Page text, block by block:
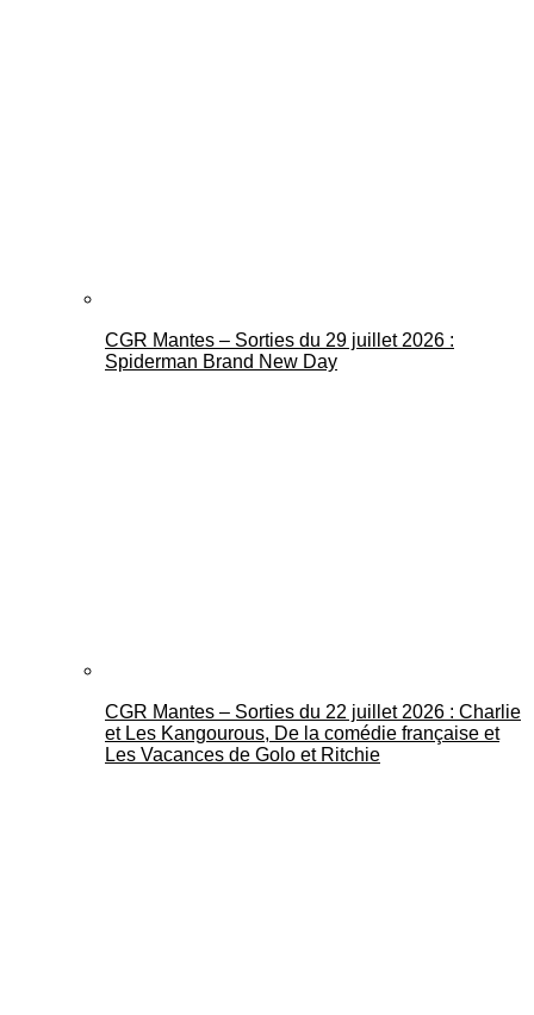
CGR Mantes – Sorties du 29 juillet 2026 :
Spiderman Brand New Day
CGR Mantes – Sorties du 22 juillet 2026 : Charlie
et Les Kangourous, De la comédie française et
Les Vacances de Golo et Ritchie